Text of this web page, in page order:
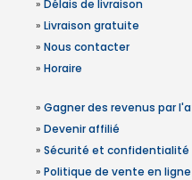
» Délais de livraison
» Livraison gratuite
» Nous contacter
» Horaire
» Gagner des revenus par
» Devenir affilié
» Sécurité et confidentialité
» Politique de vente en ligne